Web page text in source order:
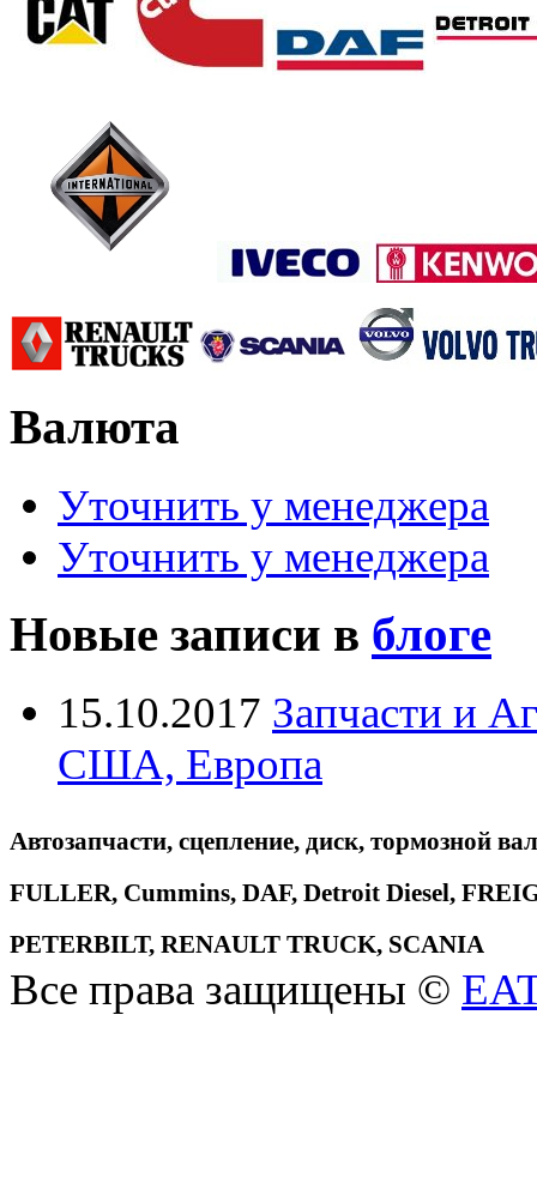
Валюта
Уточнить у менеджера
Уточнить у менеджера
Новые записи в блоге
15.10.2017 Запчасти и
США, Европа
Автозапчасти, сцепление, диск, тормозной
FULLER, Cummins, DAF, Detroit Diesel,
PETERBILT, RENAULT TRUCK, SCANIA
Все права защищены ©